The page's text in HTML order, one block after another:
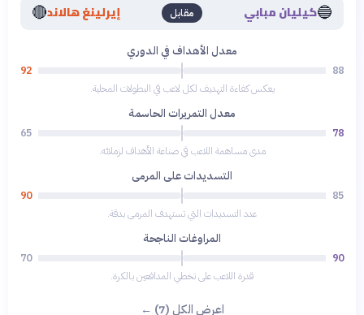
🔵كيليان مبابي مقابل إيرلينغ هالاند🔴
معدل الأهداف في الدوري
88
92
يعكس كفاءة التهديف لكل لاعب في البطولات المحلية.
معدل التمريرات الحاسمة
78
65
مدى مساهمة اللاعب في صناعة الأهداف لزملائه.
التسديدات على المرمى
85
90
عدد التسديدات التي تستهدف المرمى بدقة.
المراوغات الناجحة
90
70
قدرة اللاعب على تخطي المدافعين بالكرة.
اعرض الكل (7) ←